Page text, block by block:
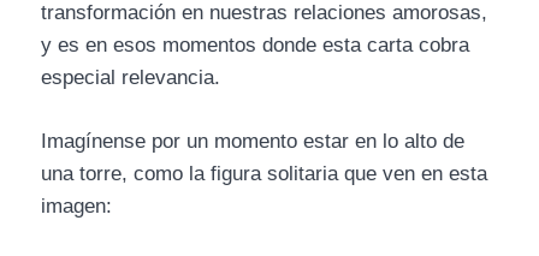
transformación en nuestras relaciones amorosas,
y es en esos momentos donde esta carta cobra
especial relevancia.
Imagínense por un momento estar en lo alto de
una torre, como la figura solitaria que ven en esta
imagen: